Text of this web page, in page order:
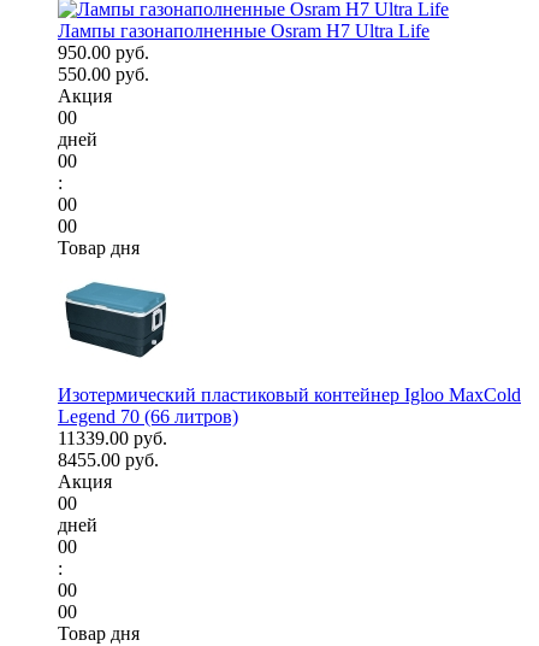
Лампы газонаполненные Osram H7 Ultra Life
950.00 руб.
550.00 руб.
Акция
00
дней
00
:
00
00
Товар дня
Изотермический пластиковый контейнер Igloo MaxCold
Legend 70 (66 литров)
11339.00 руб.
8455.00 руб.
Акция
00
дней
00
:
00
00
Товар дня